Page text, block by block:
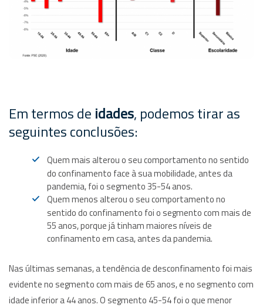
Em termos de idades, podemos tirar as
seguintes conclusões:
Quem mais alterou o seu comportamento no sentido
do confinamento face à sua mobilidade, antes da
pandemia, foi o segmento 35-54 anos.
Quem menos alterou o seu comportamento no
sentido do confinamento foi o segmento com mais de
55 anos, porque já tinham maiores níveis de
confinamento em casa, antes da pandemia.
Nas últimas semanas, a tendência de desconfinamento foi mais
evidente no segmento com mais de 65 anos, e no segmento com
idade inferior a 44 anos. O segmento 45-54 foi o que menor